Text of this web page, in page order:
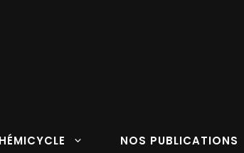
NOS PUBLICATIONS